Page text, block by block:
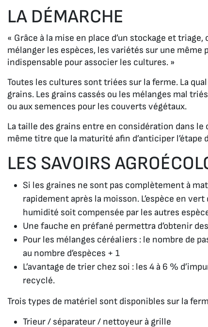
LA DÉMARCHE
« Grâce à la mise en place d’un stockage et
mélanger les espèces, les variétés sur une même
indispensable pour associer les cultures. »
Toutes les cultures sont triées sur la ferme. La
grains. Les grains cassés ou les mélanges mal
ou aux semences pour les couverts végétaux.
La taille des grains entre en considération dans
même titre que la maturité afin d’anticiper l’étape
LES SAVOIRS
Si les graines ne sont pas complètement à
rapidement après la moisson. L’espèce en
humidité soit compensée par les autres
Une fauche en préfané permettra d’obtenir
Pour les mélanges céréaliers : le nombre de
au nombre d’espèces + 1
L’avantage de trier chez soi : les 4 à 6 %
recyclé.
Trois types de matériel sont disponibles sur la
Trieur / séparateur / nettoyeur à grille